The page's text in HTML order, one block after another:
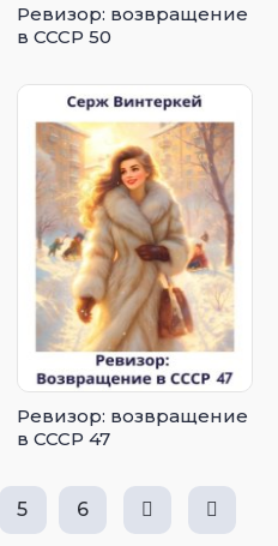
Ревизор: возвращение
в СССР 50
Ревизор: возвращение
в СССР 47
5 6